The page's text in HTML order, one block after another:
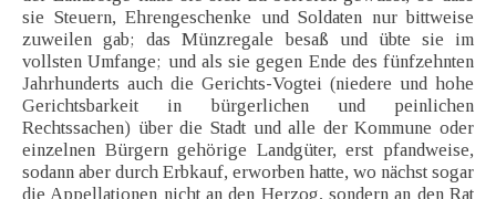
sie Steuern, Ehrengeschenke und Soldaten nur bittweise
zuweilen gab; das Münzregale besaß und übte sie im
vollsten Umfange; und als sie gegen Ende des fünfzehnten
Jahrhunderts auch die Gerichts-Vogtei (niedere und hohe
Gerichtsbarkeit in bürgerlichen und peinlichen
Rechtssachen) über die Stadt und alle der Kommune oder
einzelnen Bürgern gehörige Landgüter, erst pfandweise,
sodann aber durch Erbkauf, erworben hatte, wo nächst sogar
die Appellationen nicht an den Herzog, sondern an den Rat